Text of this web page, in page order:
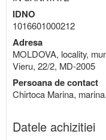
IDNO
1016601000212
Adresa
MOLDOVA, locality,
Vieru, 22/2, MD-2005
Persoana de contact
Chirtoca Marina,
Datele achizitiei